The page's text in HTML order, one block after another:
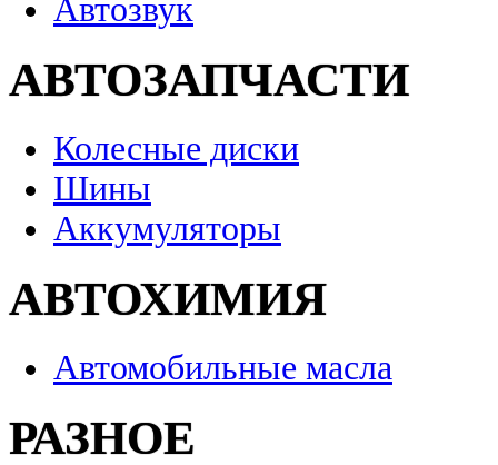
Автозвук
АВТОЗАПЧАСТИ
Колесные диски
Шины
Аккумуляторы
АВТОХИМИЯ
Автомобильные масла
РАЗНОЕ